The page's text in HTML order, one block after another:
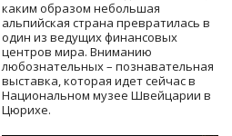
каким образом небольшая
альпийская страна превратилась в
один из ведущих финансовых
центров мира. Вниманию
любознательных – познавательная
выставка, которая идет сейчас в
Национальном музее Швейцарии в
Цюрихе.